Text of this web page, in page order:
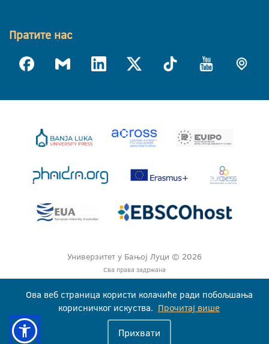
Пратите нас
Универзитет у Бањој Луци © 2026
Сва права задржана
Ова веб страница користи колачиће ради побољшања
корисничког искуства. Прочитај више
Прихвати